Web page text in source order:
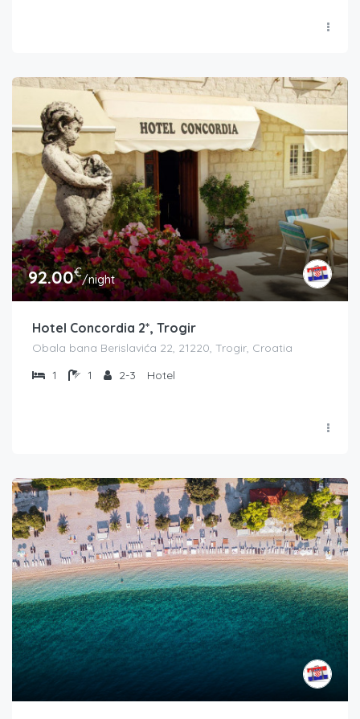
92.00€/night
Hotel Concordia 2*, Trogir
Obala bana Berislavića 22, 21220, Trogir, Croatia
1
1 2-3 Hotel